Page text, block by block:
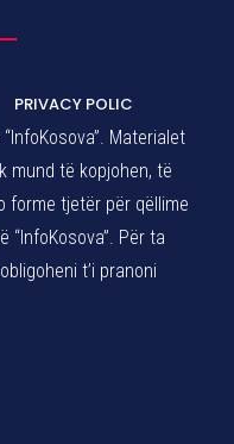
PRIVACY POLIC
Materialet
mund të kopjohen, të
forme tjetër për qëllime
Për ta
t’i pranoni